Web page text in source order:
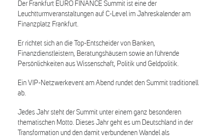
Der Frankfurt EURO FINANCE Summit ist eine der
Leuchtturmveranstaltungen auf C-Level im Jahreskalender am
Finanzplatz Frankfurt.
Er richtet sich an die Top-Entscheider von Banken,
Finanzdienstleistern, Beratungshäusern sowie an führende
Persönlichkeiten aus Wissenschaft, Politik und Geldpolitik.
Ein VIP-Netzwerkevent am Abend rundet den Summit traditionell
ab.
Jedes Jahr steht der Summit unter einem ganz besonderen
thematischen Motto. Dieses Jahr geht es um Deutschland in der
Transformation und den damit verbundenen Wandel als